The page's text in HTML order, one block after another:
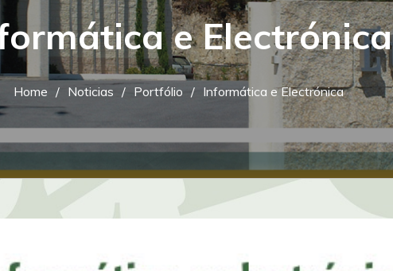
e Electrónica
Home Noticias Portfólio Informática e Electrónica